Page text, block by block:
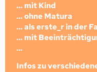
... mit Kind
... ohne Matura
... als erste_r in der
... mit
...
Infos zu